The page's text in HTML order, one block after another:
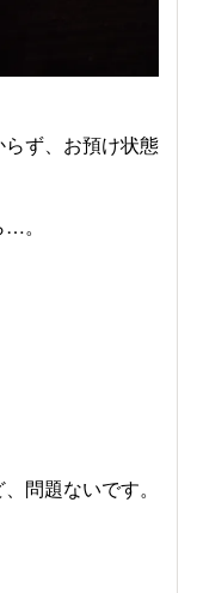
ず、お預け状態
。
問題ないです。